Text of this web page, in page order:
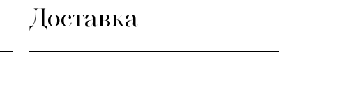
Доставка